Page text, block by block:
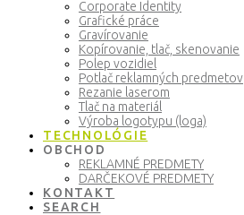
Corporate Identity
Grafické práce
Gravírovanie
Kopírovanie, tlač, skenovanie
Polep vozidiel
Potlač reklamných predmetov
Rezanie laserom
Tlač na materiál
Výroba logotypu (loga)
TECHNOLÓGIE
OBCHOD
REKLAMNÉ PREDMETY
DARČEKOVÉ PREDMETY
KONTAKT
SEARCH